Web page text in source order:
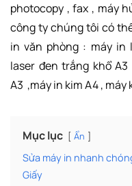
photocopy , fax , máy
công ty chúng tôi có
in văn phòng : máy in
laser đen trắng khổ
A3 ,máy in kim A4 , máy
Mục lục Ẩn
Sửa máy in nhanh
Giấy